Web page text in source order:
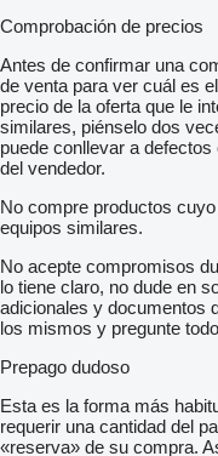
Comprobación de precios
Antes de confirmar una
de venta para ver cuál es
precio de la oferta que le
similares, piénselo dos
puede conllevar a
del vendedor.
No compre productos
equipos similares.
No acepte compromisos
lo tiene claro, no dude en
adicionales y documentos
los mismos y pregunte
Prepago dudoso
Esta es la forma más
requerir una cantidad del
«reserva» de su compra.